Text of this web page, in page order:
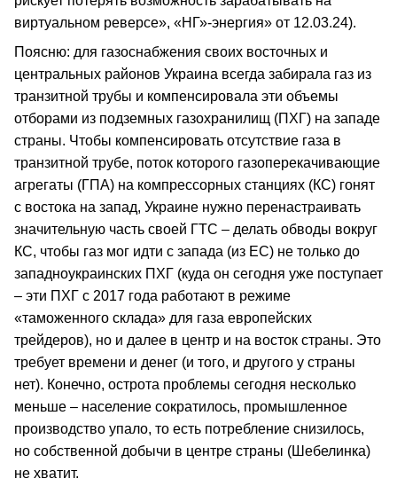
виртуальном реверсе», «НГ»-энергия» от 12.03.24).
Поясню: для газоснабжения своих восточных и
центральных районов Украина всегда забирала газ из
транзитной трубы и компенсировала эти объемы
отборами из подземных газохранилищ (ПХГ) на западе
страны. Чтобы компенсировать отсутствие газа в
транзитной трубе, поток которого газоперекачивающие
агрегаты (ГПА) на компрессорных станциях (КС) гонят
с востока на запад, Украине нужно перенастраивать
значительную часть своей ГТС – делать обводы вокруг
КС, чтобы газ мог идти с запада (из ЕС) не только до
западноукраинских ПХГ (куда он сегодня уже поступает
– эти ПХГ с 2017 года работают в режиме
«таможенного склада» для газа европейских
трейдеров), но и далее в центр и на восток страны. Это
требует времени и денег (и того, и другого у страны
нет). Конечно, острота проблемы сегодня несколько
меньше – население сократилось, промышленное
производство упало, то есть потребление снизилось,
но собственной добычи в центре страны (Шебелинка)
не хватит.